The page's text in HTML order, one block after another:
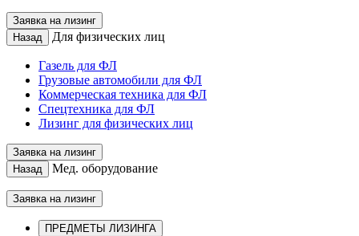
Заявка на лизинг
Назад
Для физических лиц
Газель для ФЛ
Грузовые автомобили для ФЛ
Коммерческая техника для ФЛ
Спецтехника для ФЛ
Лизинг для физических лиц
Заявка на лизинг
Назад
Мед. оборудование
Заявка на лизинг
ПРЕДМЕТЫ ЛИЗИНГА